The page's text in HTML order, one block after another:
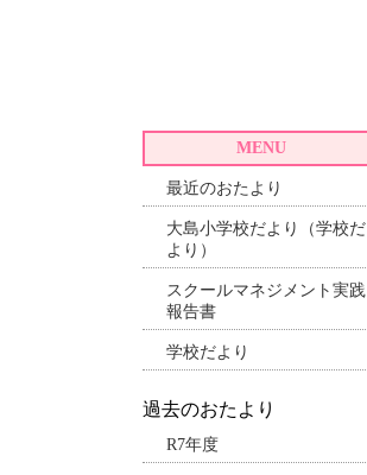
MENU
最近のおたより
大島小学校だより（学校だ
より）
スクールマネジメント実践
報告書
学校だより
過去のおたより
R7年度